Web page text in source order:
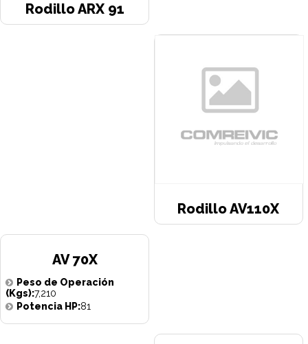
Rodillo ARX 91
Rodillo AV110X
AV 70X
Peso de Operación
(Kgs):7,210
Potencia HP:81